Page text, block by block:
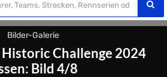
Bilder-Galerie
Challenge 2024
Bild 4/8